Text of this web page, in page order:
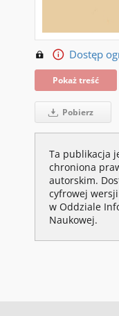
Dostęp
Pokaż treść
Pobierz
Ta publikacja
chroniona
autorskim.
cyfrowej
w Oddziale
Naukowej.